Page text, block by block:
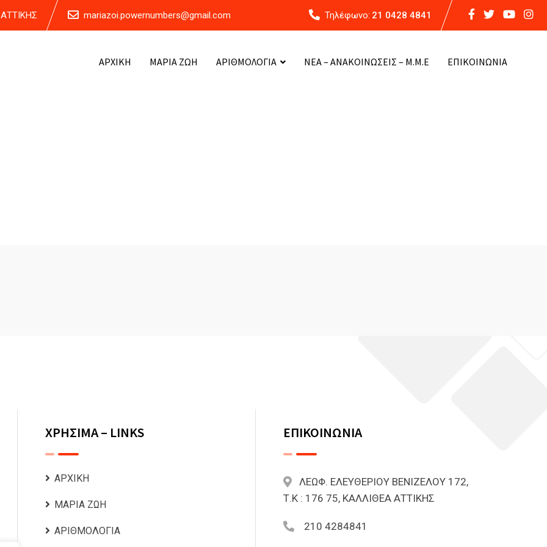
mariazoi.powernumbers@gmail.com Τηλέφωνο: 21 0428 4841
ΑΡΧΙΚΗ ΜΑΡΙΑ ΖΩΗ ΑΡΙΘΜΟΛΟΓΙΑ ΝΕΑ – ΑΝΑΚΟΙΝΩΣΕΙΣ – Μ.Μ.Ε ΕΠΙΚΟΙΝΩΝΙΑ
ΧΡΗΣΙΜΑ – LINKS
ΑΡΧΙΚΗ
ΜΑΡΙΑ ΖΩΗ
ΑΡΙΘΜΟΛΟΓΙΑ
ΕΠΙΚΟΙΝΩΝΙΑ
ΛΕΩΦ. ΕΛΕΥΘΕΡΙΟΥ ΒΕΝΙΖΕΛΟΥ 172,
Τ.Κ : 176 75, ΚΑΛΛΙΘΕΑ ΑΤΤΙΚΗΣ
210 4284841